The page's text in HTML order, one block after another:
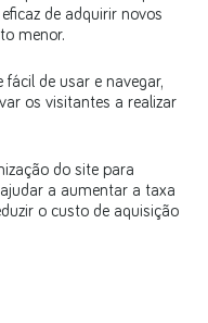
de adquirir novos
menor.
de usar e navegar,
os visitantes a realizar
do site para
a aumentar a taxa
o custo de aquisição